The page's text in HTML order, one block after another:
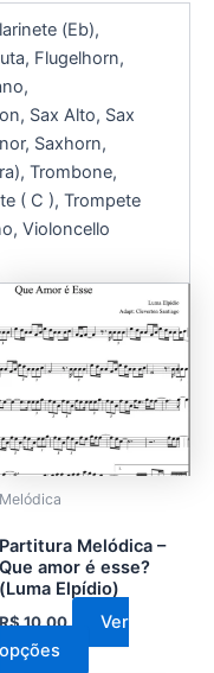
(Eb),
Flugelhorn,
Sax Alto, Sax
Saxhorn,
Trombone,
( C ), Trompete
Violoncello
Melódica
Partitura Melódica –
Que amor é esse?
(Luma Elpídio)
R$10,00
Ver
opções
Este
produto
várias
variantes.
As
opções
escolhidas
na
página
produto